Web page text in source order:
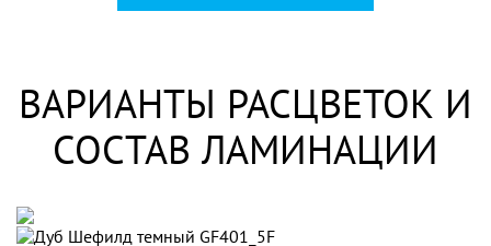
ВАРИАНТЫ РАСЦВЕТОК И
СОСТАВ ЛАМИНАЦИИ